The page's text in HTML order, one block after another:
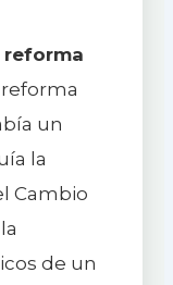
reforma
un
la
Cambio
de un